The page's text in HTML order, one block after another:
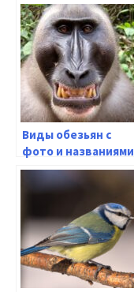
Виды обезьян с
фото и названиями